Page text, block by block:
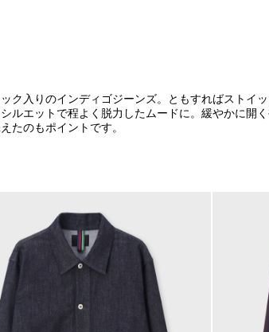
ク入りのインディゴジーンズ。ともすればストイ
ルエットで程よく脱力したムードに。緩やかに開
たのもポイントです。